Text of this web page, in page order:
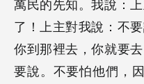
萬民的先知。我說：
了！上主對我說：不
你到那裡去，你就要
要說。不要怕他們，